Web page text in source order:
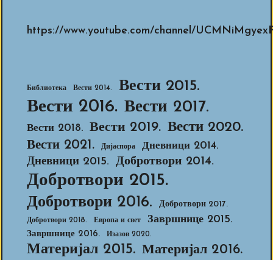
https://www.youtube.com/channel/
Библиотека Вести 2014. Вести 2015.
Вести 2016. Вести 2017.
Вести 2018. Вести 2019. Вести 2020.
Вести 2021. Дијаспора Дневници 2014.
Дневници 2015. Добротвори 2014.
Добротвори 2015.
Добротвори 2016. Добротвори 2017.
Добротвори 2018. Европа и свет Завршнице 2015.
Завршнице 2016. Изазов 2020.
Материјал 2015. Материјал 2016.